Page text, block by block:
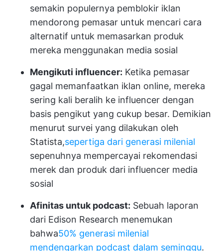
semakin populernya pemblokir iklan
mendorong pemasar untuk mencari cara
alternatif untuk memasarkan produk
mereka menggunakan media sosial
Mengikuti influencer: Ketika pemasar
gagal memanfaatkan iklan online, mereka
sering kali beralih ke influencer dengan
basis pengikut yang cukup besar. Demikian
menurut survei yang dilakukan oleh
Statista,sepertiga dari generasi milenial
sepenuhnya mempercayai rekomendasi
merek dan produk dari influencer media
sosial
Afinitas untuk podcast: Sebuah laporan
dari Edison Research menemukan
bahwa50% generasi milenial
mendengarkan podcast dalam seminggu.